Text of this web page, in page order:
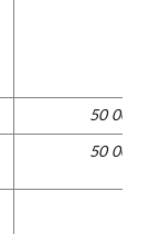
50 000
50 000